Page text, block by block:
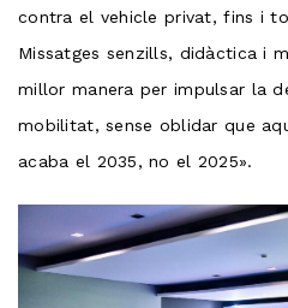
contra el vehicle privat, fins i
Missatges senzills, didàctica i
millor manera per impulsar la
mobilitat, sense oblidar que
acaba el 2035, no el 2025».